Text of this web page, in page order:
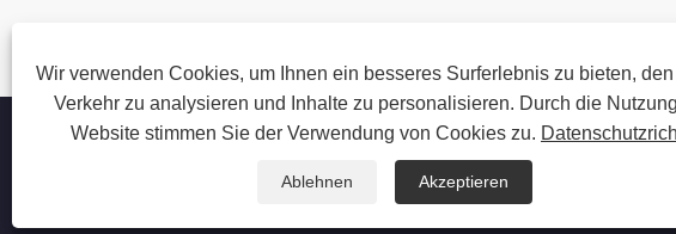
Wir verwenden Cookies, um Ihnen ein besseres Surferlebnis zu bieten,
Verkehr zu analysieren und Inhalte zu personalisieren. Durch die
Website stimmen Sie der Verwendung von Cookies zu.
Ablehnen Akzeptieren
Copyright © 2023 Dongguan beiente Verpackungsmaterialien Co., Ltd. –